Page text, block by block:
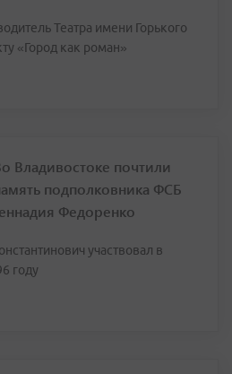
Театра имени Горького
«Город как роман»
Владивостоке почтили
подполковника ФСБ
Федоренко
участвовал в
году